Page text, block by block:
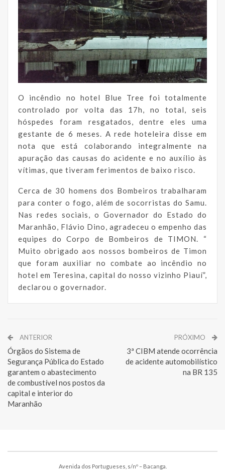
O incêndio no hotel Blue Tree foi totalmente
controlado por volta das 17h, no total, seis
hóspedes foram resgatados, dentre eles uma
gestante de 6 meses. A rede hoteleira disse em
nota que está colaborando integralmente na
apuração das causas do acidente e no auxílio às
vítimas, que tiveram ferimentos de baixo risco.
Cerca de 30 homens dos Bombeiros trabalharam
para conter o fogo, além de socorristas do Samu.
Nas redes sociais, o Governador do Estado do
Maranhão, Flávio Dino, agradeceu o empenho das
equipes do Corpo de Bombeiros de TIMON. “
Muito obrigado aos nossos bombeiros de Timon
que foram auxiliar no combate ao incêndio no
hotel em Teresina, capital do nosso vizinho Piauí”,
declarou o governador.
ANTERIOR
Órgãos do Sistema de
Segurança Pública do Estado
garantem o abastecimento
de combustível nos postos da
capital e interior do
Maranhão
PRÓXIMO
3ª CIBM atende ocorrência
de acidente automobilístico
na BR 135
Avenida dos Portugueses, s/nº – Bacanga.